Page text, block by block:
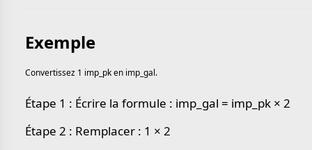
Exemple
Convertissez 1 imp_pk en imp_gal.
Étape 1 : Écrire la formule : imp_gal = imp_pk × 2
Étape 2 : Remplacer : 1 × 2